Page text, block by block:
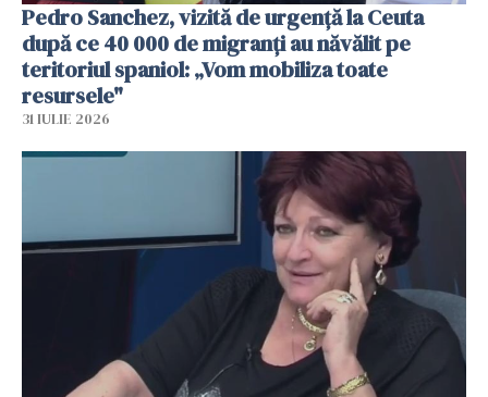
Pedro Sanchez, vizită de urgență la Ceuta
după ce 40 000 de migranți au năvălit pe
teritoriul spaniol: „Vom mobiliza toate
resursele"
31 IULIE 2026